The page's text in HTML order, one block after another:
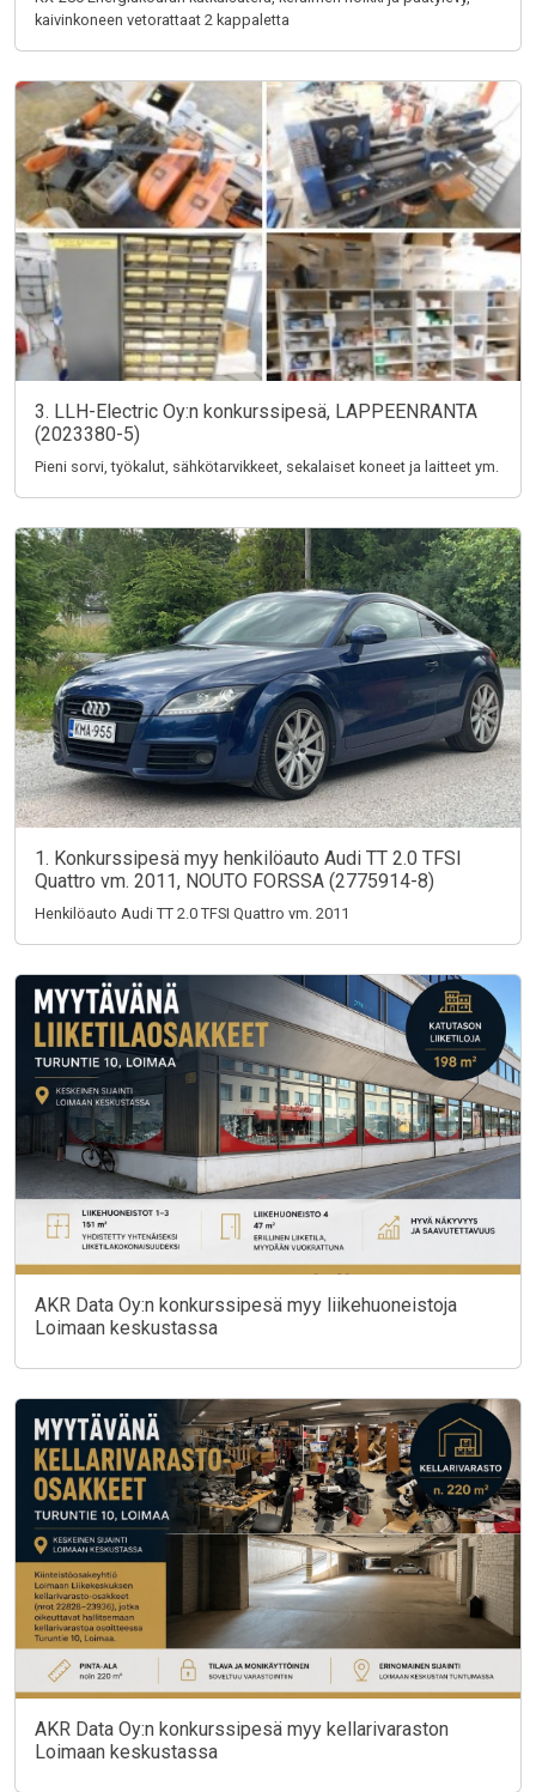
kaivinkoneen vetorattaat 2 kappaletta
3. LLH-Electric Oy:n konkurssipesä, LAPPEENRANTA
(2023380-5)
Pieni sorvi, työkalut, sähkötarvikkeet, sekalaiset koneet ja laitteet ym.
1. Konkurssipesä myy henkilöauto Audi TT 2.0 TFSI
Quattro vm. 2011, NOUTO FORSSA (2775914-8)
Henkilöauto Audi TT 2.0 TFSI Quattro vm. 2011
AKR Data Oy:n konkurssipesä myy liikehuoneistoja
Loimaan keskustassa
AKR Data Oy:n konkurssipesä myy kellarivaraston
Loimaan keskustassa